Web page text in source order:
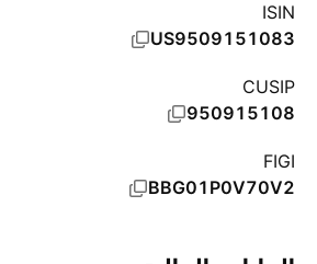
ISIN
US9509151083
CUSIP
950915108
FIGI
BBG01P0V70V2